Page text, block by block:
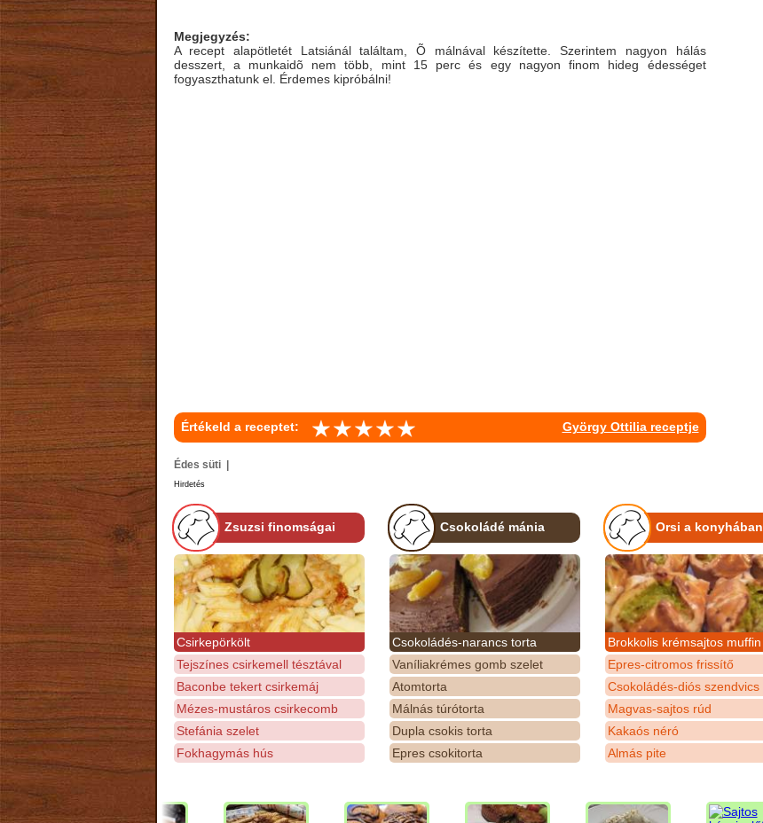
Megjegyzés:
A recept alapötletét Latsiánál találtam, Õ málnával készítette. Szerintem nagyon hálás
desszert, a munkaidõ nem több, mint 15 perc és egy nagyon finom hideg édességet
fogyaszthatunk el. Érdemes kipróbálni!
Értékeld a receptet: György Ottilia receptje
Édes süti |
Hirdetés
Zsuzsi finomságai
Csirkepörkölt
Tejszínes csirkemell tésztával
Baconbe tekert csirkemáj
Mézes-mustáros csirkecomb
Stefánia szelet
Fokhagymás hús
Csokoládé mánia
Csokoládés-narancs torta
Vaníliakrémes gomb szelet
Atomtorta
Málnás túrótorta
Dupla csokis torta
Epres csokitorta
Orsi a konyhában
Brokkolis krémsajtos muffin
Epres-citromos frissítő
Csokoládés-diós szendvics
Magvas-sajtos rúd
Kakaós néró
Almás pite